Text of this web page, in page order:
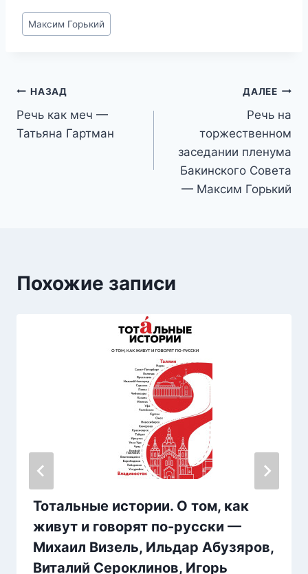
Метки
записи:
Максим Горький
Навигация
по
НАЗАД
Речь как меч —
Татьяна Гартман
ДАЛЕЕ
Речь на
торжественном
заседании пленума
Бакинского Совета
— Максим Горький
Похожие записи
Тотальные истории. О том, как
живут и говорят по-русски —
Михаил Визель, Ильдар Абузяров,
Виталий Сероклинов, Игорь